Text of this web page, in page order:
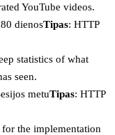
YouTube videos.
dienosTipas: HTTP
statistics of what
seen.
metuTipas: HTTP
for the implementation